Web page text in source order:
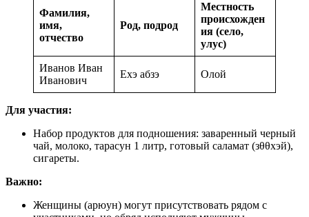
Фамилия,
имя,
отчество
Род, подрод
Местность
происхожден
ия (село,
улус)
Иванов Иван
Иванович
Ехэ абзэ Олой
Для участия:
Набор продуктов для подношения: заваренный черный
чай, молоко, тарасун 1 литр, готовый саламат (зθθхэй),
сигареты.
Важно:
Женщины (арюун) могут присутствовать рядом с